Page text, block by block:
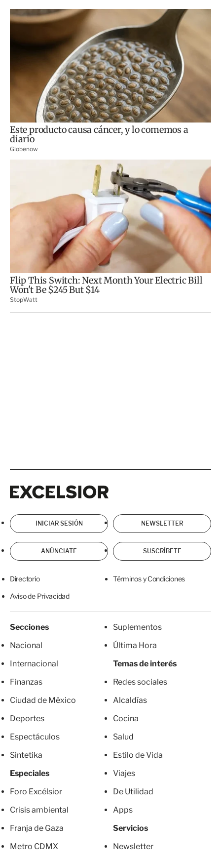
INICIAR SESIÓN NEWSLETTER
ANÚNCIATE SUSCRÍBETE
Directorio Términos y Condiciones
Aviso de Privacidad
Secciones
Nacional
Internacional
Finanzas
Ciudad de México
Deportes
Espectáculos
Sintetika
Especiales
Foro Excélsior
Crisis ambiental
Franja de Gaza
Metro CDMX
Suplementos
Última Hora
Temas de interés
Redes sociales
Alcaldías
Cocina
Salud
Estilo de Vida
Viajes
De Utilidad
Apps
Servicios
Newsletter